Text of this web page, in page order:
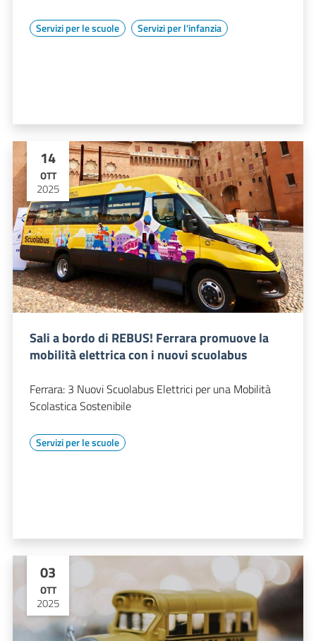
Servizi per le scuole Servizi per l'infanzia
14
OTT
2025
Sali a bordo di REBUS! Ferrara promuove la
mobilità elettrica con i nuovi scuolabus
Ferrara: 3 Nuovi Scuolabus Elettrici per una Mobilità
Scolastica Sostenibile
Servizi per le scuole
03
OTT
2025